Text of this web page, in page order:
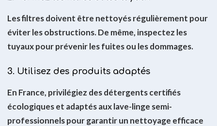
Les filtres doivent être nettoyés régulièrement pour
éviter les obstructions. De même, inspectez les
tuyaux pour prévenir les fuites ou les dommages.
3. Utilisez des produits adaptés
En France, privilégiez des détergents certifiés
écologiques et adaptés aux lave-linge semi-
professionnels pour garantir un nettoyage efficace